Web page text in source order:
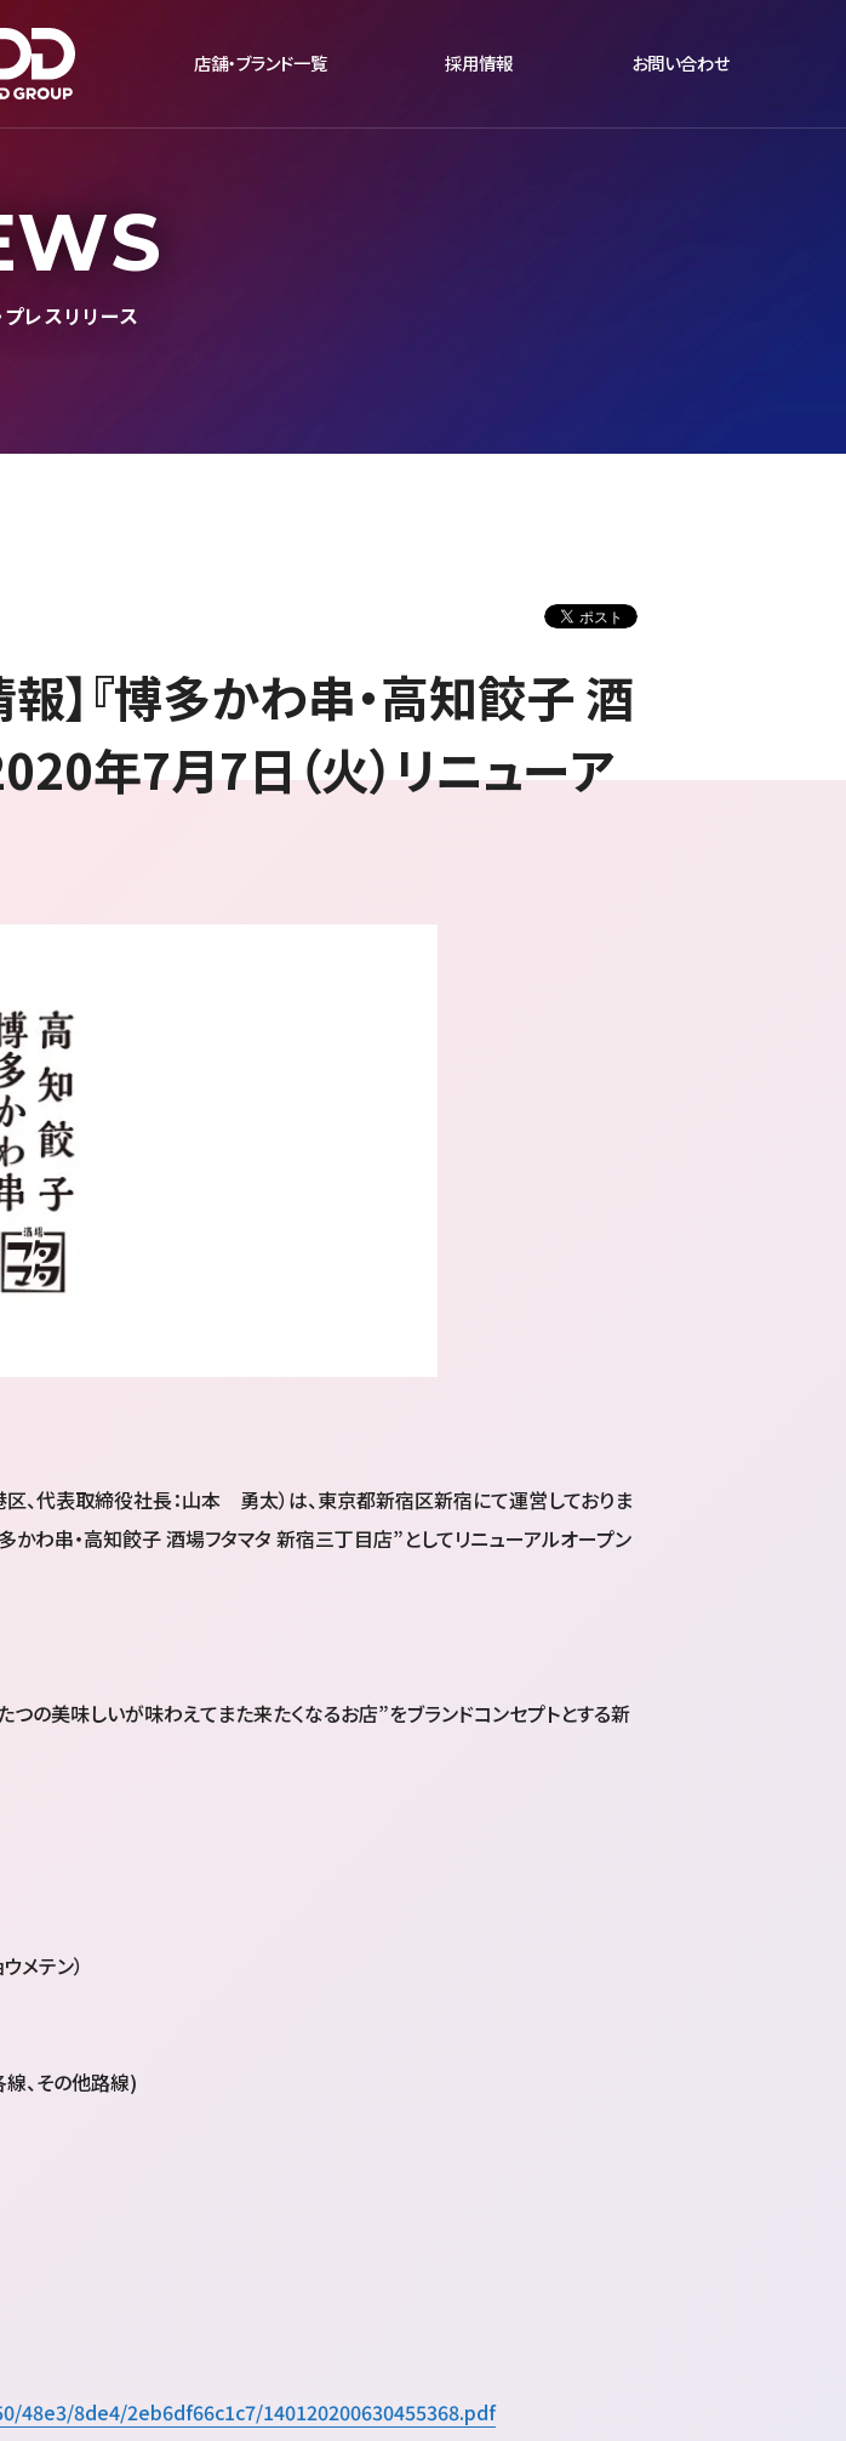
店舗・ブランド⼀覧 採用情報 お問い合わせ
プレスリリース
】『博多かわ串・高知餃子 酒
年7月7日（火）リニューア
、代表取締役社長：山本 勇太）は、東京都新宿区新宿にて運営しておりま
わ串・高知餃子 酒場フタマタ 新宿三丁目店”としてリニューアルオープン
たつの美味しいが味わえてまた来たくなるお店”をブランドコンセプトとする新
メテン）
、その他路線)
8de4/2eb6df66c1c7/140120200630455368.pdf